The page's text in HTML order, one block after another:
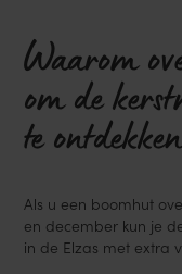
Waarom
om de
te
Als u een boomhut
en december kun je
in de Elzas met extra